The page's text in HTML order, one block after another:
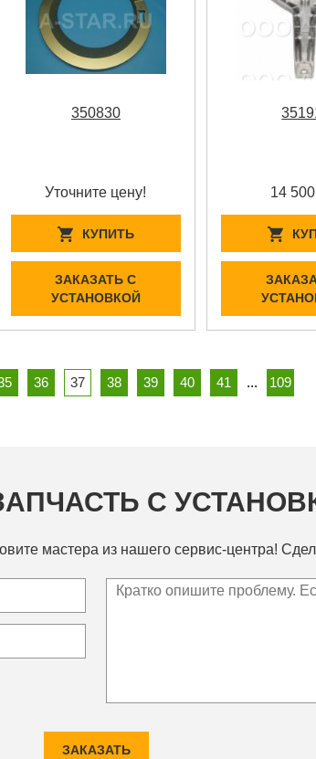
350830
Уточните цену!
КУПИТЬ
ЗАКАЗАТЬ С
УСТАНОВКОЙ
14
36 37 38 39 40 41 ... 109
С
мастера из нашего сервис-центра!
ЗАКАЗАТЬ